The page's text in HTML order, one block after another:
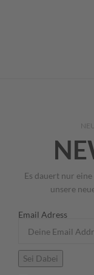
Es dauert nur
unsere
Email Adress